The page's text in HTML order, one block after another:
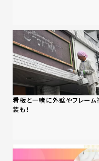
看板と一緒に外壁やフレーム
装も！